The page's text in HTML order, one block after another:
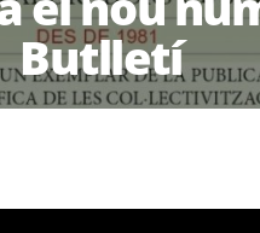
Butlletí